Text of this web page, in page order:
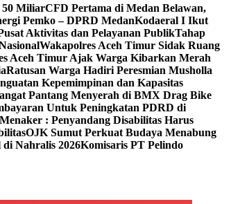
50 MiliarCFD Pertama di Medan Belawan,
Pemko – DPRD MedanKodaeral I Ikut
Aktivitas dan Pelayanan PublikTahap
Wakapolres Aceh Timur Sidak Ruang
Aceh Timur Ajak Warga Kibarkan Merah
Ratusan Warga Hadiri Peresmian Musholla
Kepemimpinan dan Kapasitas
Pantang Menyerah di BMX Drag Bike
Untuk Peningkatan PDRD di
Menaker : Penyandang Disabilitas Harus
OJK Sumut Perkuat Budaya Menabung
Nahralis 2026Komisaris PT Pelindo